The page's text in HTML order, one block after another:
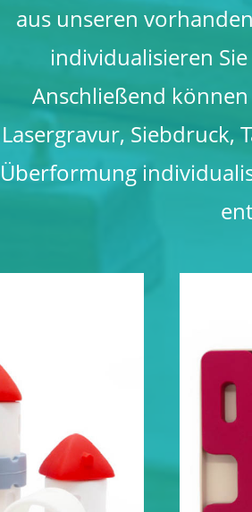
aus unseren
individualisieren
Anschließend
Lasergravur, Siebdruck,
Überformung